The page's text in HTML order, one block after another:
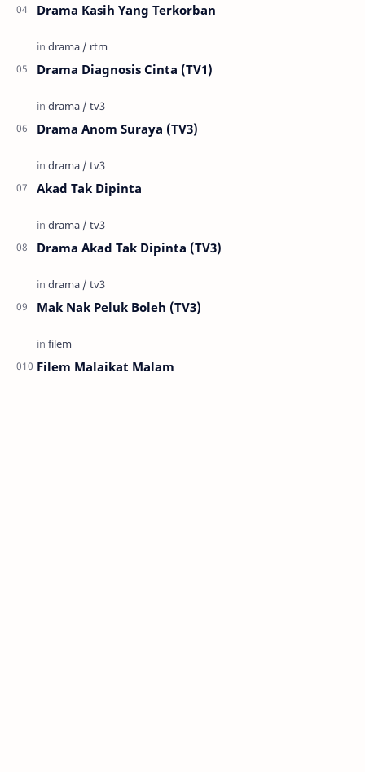
Drama Kasih Yang Terkorban
Drama Diagnosis Cinta (TV1)
Drama Anom Suraya (TV3)
Akad Tak Dipinta
Drama Akad Tak Dipinta (TV3)
Mak Nak Peluk Boleh (TV3)
Filem Malaikat Malam